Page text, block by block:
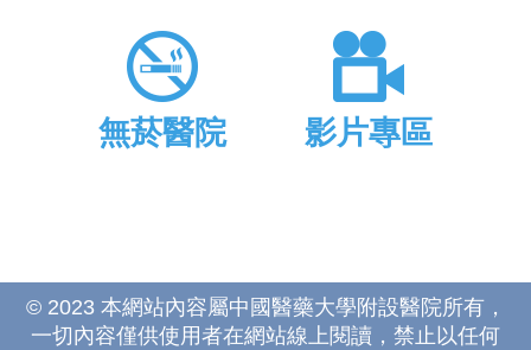
無菸醫院 影片專區
© 2023 本網站內容屬中國醫藥大學附設醫院所有，
一切內容僅供使用者在網站線上閱讀，禁止以任何